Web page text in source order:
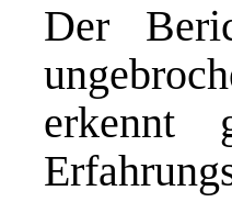
Der
erkennt